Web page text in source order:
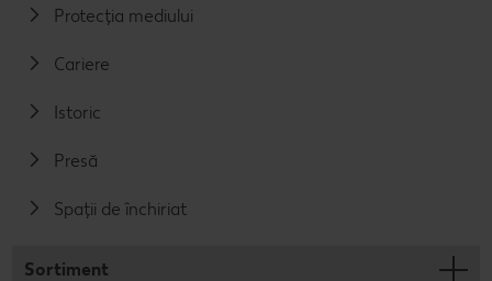
Protecția mediului
Cariere
Istoric
Presă
Spații de închiriat
Sortiment